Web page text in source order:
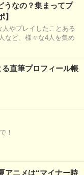
なの？集まってプ
人やプレイしたことある
など、様々な4人を集め
る直筆プロフィール帳
！
アニメは“マイナー時